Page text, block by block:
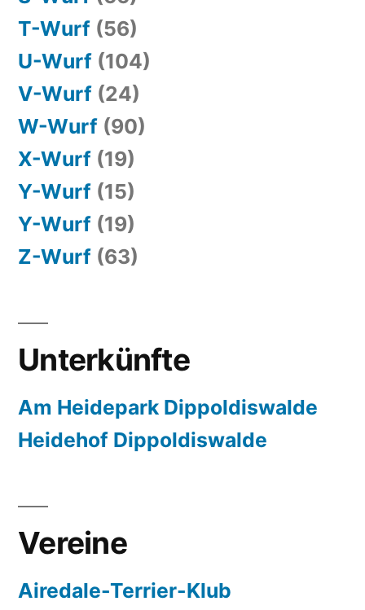
T-Wurf (56)
U-Wurf (104)
V-Wurf (24)
W-Wurf (90)
X-Wurf (19)
Y-Wurf (15)
Y-Wurf (19)
Z-Wurf (63)
Unterkünfte
Am Heidepark Dippoldiswalde
Heidehof Dippoldiswalde
Vereine
Airedale-Terrier-Klub